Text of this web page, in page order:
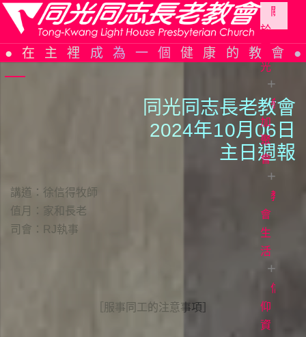
Skip
to
content
在主裡成為一個健康的教會
關
於
同
光
同
光
簡
史
織
架
構
仰
告
白
參
加
聚
會
會
週
報
日
直
播
教
會
生
活
道
與
信
仰
資
同光同志長老教會
2024年10月06日
主日週報
講道：徐信得牧師
值月：家和長老
司會：RJ執事
［服事同工的注意事項］